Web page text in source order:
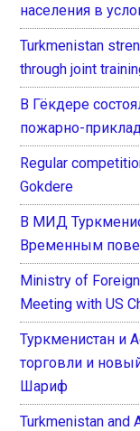
населения в
Turkmenistan
through joint
В Гёкдере
пожарно-
Regular
Gokdere
В МИД
Временным
Ministry of
Meeting with US
Туркменистан и
торговли и
Шариф
Turkmenistan and